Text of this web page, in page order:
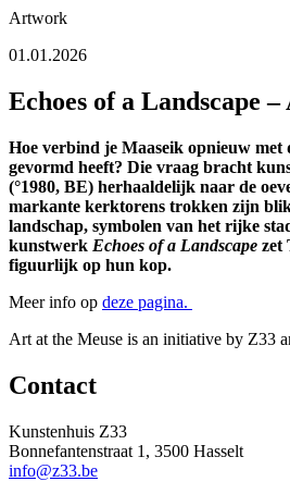
Artwork
01.01.2026
Echoes of a Landscape
Hoe verbind je Maaseik opnieuw met
gevormd heeft? Die vraag bracht
(°1980, BE) herhaaldelijk naar de
markante kerktorens trokken zijn
landschap, symbolen van het rijke
kunstwerk Echoes of a Landscape zet
figuurlijk op hun kop.
Meer info op deze pagina.
Art at the Meuse is an initiative by Z33
Contact
Kunstenhuis Z33
Bonnefantenstraat 1, 3500 Hasselt
info@z33.be